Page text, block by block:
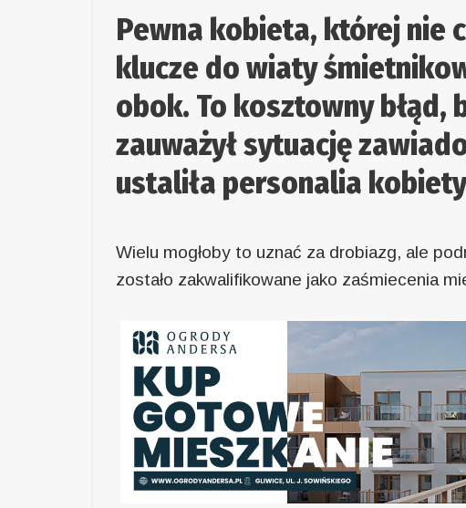
Pewna kobieta, której nie
klucze do wiaty
obok. To kosztowny błąd,
zauważył sytuację
ustaliła personalia
Wielu mogłoby to uznać za drobiazg, ale
zostało zakwalifikowane jako zaśmiecenia